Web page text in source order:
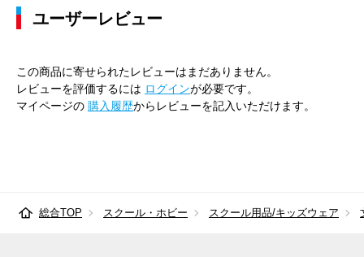
ユーザーレビュー
この商品に寄せられたレビューはまだありません。
レビューを評価するには ログインが必要です。
マイページの 購入履歴からレビューを記入いただけます。
総合TOP スクール・ホビー スクール用品/キッズウェア